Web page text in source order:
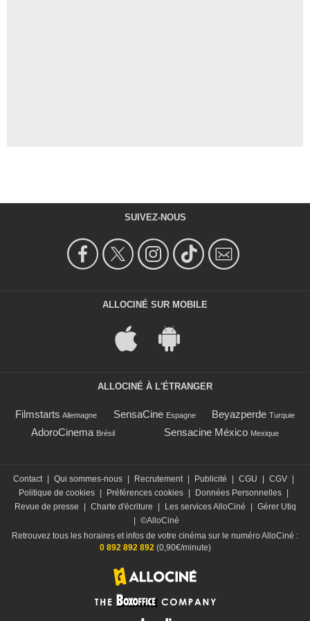
SUIVEZ-NOUS
ALLOCINÉ SUR MOBILE
ALLOCINÉ À L'ÉTRANGER
Filmstarts Allemagne SensaCine Espagne Beyazperde Turquie
AdoroCinema Brésil Sensacine México Mexique
Contact Qui sommes-nous Recrutement Publicité CGU CGV
Politique de cookies
Préférences cookies Données Personnelles
Revue de presse
Charte d'écriture Les services AlloCiné
Gérer Utiq
©AlloCiné
Retrouvez tous les horaires et infos de votre cinéma sur le numéro AlloCiné :
0 892 892 892(0,90€/minute)